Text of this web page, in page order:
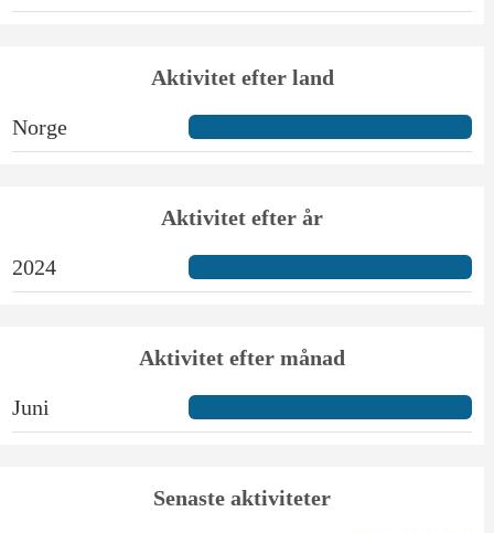
Aktivitet efter land
Norge
Aktivitet efter år
2024
Aktivitet efter månad
Juni
Senaste aktiviteter